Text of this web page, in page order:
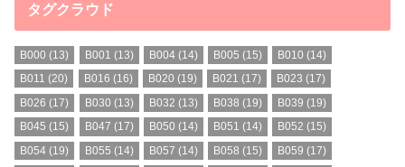
タグクラウド
B000 (13) B001 (13) B004(14) B005 (15) B010 (14)
B011 (20) B016 (16) B020 (19) B021 (17) B023 (17)
B026 (17) B030 (13) B032 (13) B038 (19) B039 (19)
B045 (15) B047 (17) B050 (14) B051 (14) B052 (15)
B054 (19) B055 (14) B057 (14) B058 (15) B059 (17)